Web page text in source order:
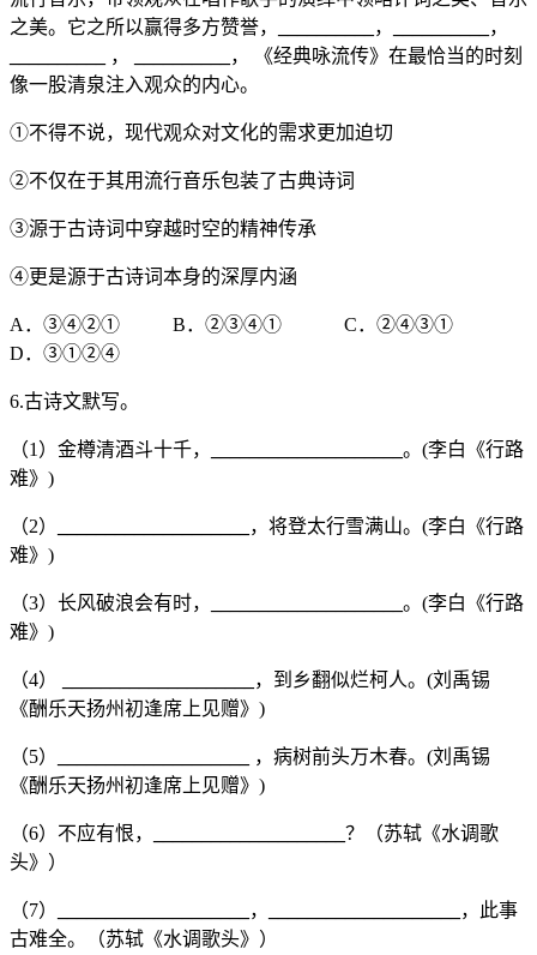
之美。它之所以赢得多方赞誉，
，
，
，
， 《经典咏流传》在最恰当的时刻
像一股清泉注入观众的内心。
①不得不说，现代观众对文化的需求更加迫切
②不仅在于其用流行音乐包装了古典诗词
③源于古诗词中穿越时空的精神传承
④更是源于古诗词本身的深厚内涵
A．③④②① B．②③④① C．②④③①
D．③①②④
6.古诗文默写。
（1）金樽清酒斗十千，
。(李白《行路
难》)
（2）
，将登太行雪满山。(李白《行路
难》)
（3）长风破浪会有时，
。(李白《行路
难》)
（4）
，到乡翻似烂柯人。(刘禹锡
《酬乐天扬州初逢席上见赠》)
（5）
，病树前头万木春。(刘禹锡
《酬乐天扬州初逢席上见赠》)
（6）不应有恨，
？（苏轼《水调歌
头》）
（7） ，
，此事
古难全。（苏轼《水调歌头》）